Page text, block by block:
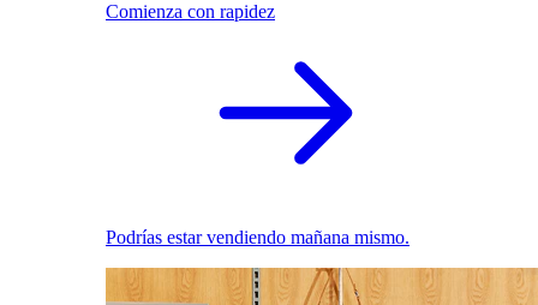
Comienza con rapidez
Podrías estar vendiendo mañana mismo.